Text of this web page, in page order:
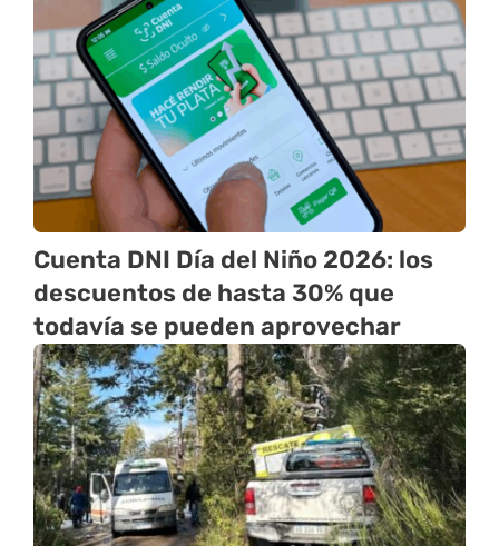
Cuenta DNI Día del Niño 2026: los
descuentos de hasta 30% que
todavía se pueden aprovechar